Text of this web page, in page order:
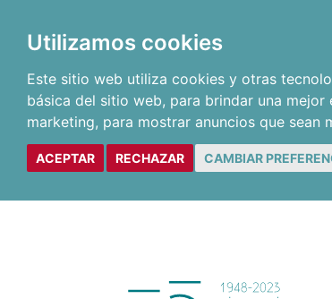
Utilizamos cookies
Este sitio web utiliza cookies y otras
básica del sitio web, para brindar una
marketing, para mostrar anuncios que sean
ACEPTAR RECHAZAR CAMBIAR